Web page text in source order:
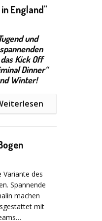
England"
und
Kick Off
Dinner“
Winter!
und
Hilfsmittel
und
die Spur zu
für die
des
Spannende
machen
mit